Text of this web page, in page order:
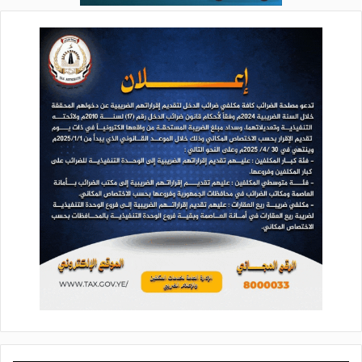
المعايير الباطلة الظلامية لتعظيمهم، والاتِّباع لهم، هي: النظرة
المادية التي ترى في الإمكانات المادية، والنفوذ السلطوي، الأساس
الذي يُبْنَى عليه الاتِّباع، وليس الهدى، ولا الحق، ولا الأخلاق العظيمة
الكريمة، التي يسمو بها الإنسان، ويتحقق له بها الكمال الإنساني.
ولذلك- وتبعاً لنظرتهم الظلامية الباطلة- فقد بَلَغ بهم الحال، أن
رشَّحوا لمقام الرسالة شخصيات من حثالة الإجرام والطاغوت، كما
أخبر الله عنهم في القرآن الكريم: {وَقَالُوا لَوْلَا نُزِّلَ هَذَا الْقُرْآنُ عَلَى
رَجُلٍ مِنَ الْقَرْيَتَيْنِ عَظِيمٍ}[الزخرف:31]، وكان موقفهم من الرسالة
الإلهية مرتبطاً بتوجهاتهم وأطماعهم المادية، كما أخبر الله عنهم:
{وَقَالُوا لَنْ نُؤْمِنَ لَكَ حَتَّى تَفْجُرَ لَنَا مِنَ الْأَرْضِ يَنْبُوعًا (90) أَوْ تَكُونَ لَكَ
{وَقَالُوا مَالِ هَذَا الرَّسُولِ يَأْكُلُ الطَّعَامَ وَيَمْشِي فِي الْأَسْوَاقِ لَوْلَا أُنْزِلَ
إِلَيْهِ مَلَكٌ فَيَكُونَ مَعَهُ نَذِيرًا (7) أَوْ يُلْقَى إِلَيْهِ كَنْزٌ أَوْ تَكُونُ لَهُ جَنَّةٌ يَأْكُلُ
مِنْهَا}[الفرقان:7-8].
كما أخبر الله عنهم: {وَقَالُوا إِنْ نَتَّبِعِ الْهُدَى مَعَكَ نُتَخَطَّفْ مِنْ أَرْضِنَا